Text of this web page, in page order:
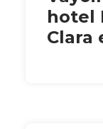
hotel
Clara